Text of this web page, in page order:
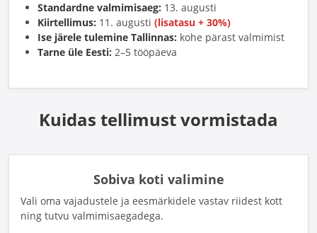
Standardne valmimisaeg: 13. augusti
Kiirtellimus: 11. augusti (lisatasu + 30%)
Ise järele tulemine Tallinnas: kohe pärast valmimist
Tarne üle Eesti: 2–5 tööpäeva
Kuidas tellimust vormistada
Sobiva koti valimine
Vali oma vajadustele ja eesmärkidele vastav riidest kott
ning tutvu valmimisaegadega.